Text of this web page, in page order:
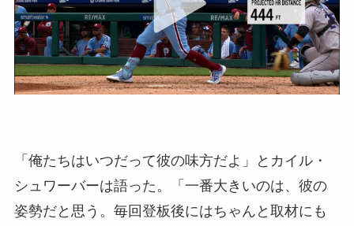
「俺たちはいつだって彼の味方だよ」とカイル・
シュワーバーは語った。「一番大きいのは、彼の
姿勢だと思う。毎回登板後にはちゃんと取材にも